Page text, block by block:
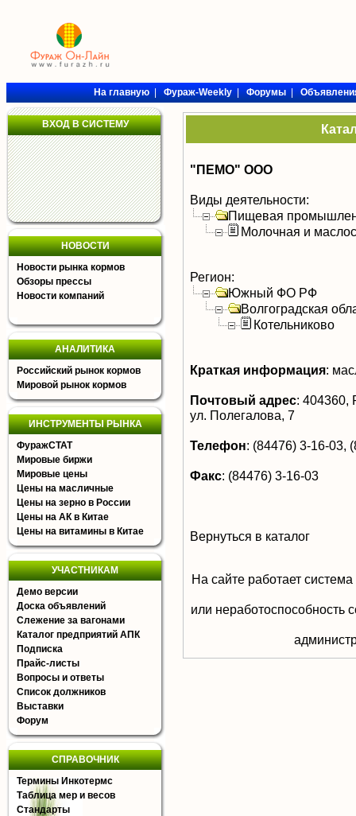
На главную|Фураж-Weekly|Форумы|
ВХОД В СИСТЕМУ
НОВОСТИ
Новости рынка кормов
Обзоры прессы
Новости компаний
АНАЛИТИКА
Российский рынок кормов
Мировой рынок кормов
ИНСТРУМЕНТЫ РЫНКА
ФуражСТАТ
Мировые биржи
Мировые цены
Цены на масличные
Цены на зерно в России
Цены на АК в Китае
Цены на витамины в Китае
УЧАСТНИКАМ
Демо версии
Доска объявлений
Слежение за вагонами
Каталог предприятий АПК
Подписка
Прайс-листы
Вопросы и ответы
Список должников
Выставки
Форум
СПРАВОЧНИК
Термины Инкотермс
Таблица мер и весов
Стандарты
"ПЕМО" ООО
Виды деятельности:
Пищевая
Молочная и
Регион:
Южный ФО РФ
Волгоградская
Котельниково
Краткая информация:
Почтовый адрес: 404360,
ул. Полегалова, 7
Телефон: (84476) 3-16-03,
Факс: (84476) 3-16-03
Вернуться в каталог
На сайте работает
или неработоспособность